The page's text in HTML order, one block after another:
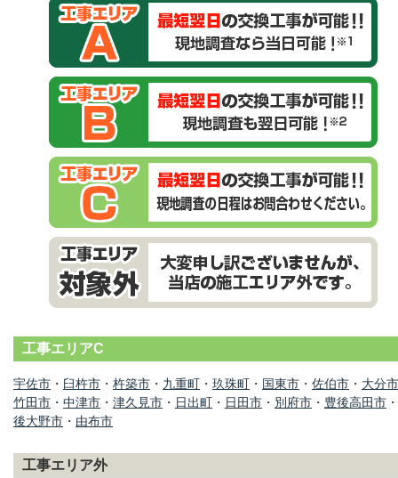
工事エリアC
宇佐市 ・ 臼杵市 ・ 杵築市 ・ 九重町 ・ 玖珠町 ・ 国東市 ・ 佐伯市 ・ 大分市
竹田市 ・ 中津市 ・ 津久見市 ・ 日出町 ・ 日田市 ・ 別府市 ・ 豊後高田市 ・
後大野市 ・ 由布市
工事エリア外